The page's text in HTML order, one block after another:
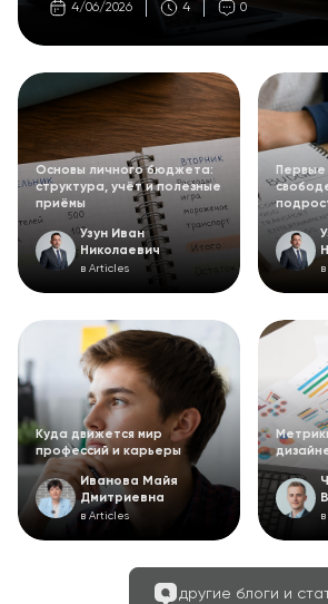
4/06/2026 4 0
Основы личного бюджета:
структура, учёт и полезные
приёмы
Узун Иван
Николаевич
в Articles
Куда движется мир
профессий и карьеры
Иванова Майя
Дмитриевна
в Articles
другие блоги и